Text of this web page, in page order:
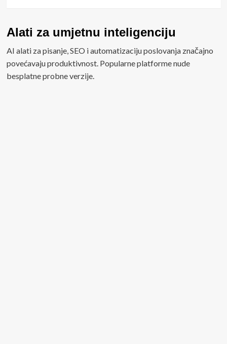
Alati za umjetnu inteligenciju
AI alati za pisanje, SEO i automatizaciju poslovanja značajno
povećavaju produktivnost. Popularne platforme nude
besplatne probne verzije.